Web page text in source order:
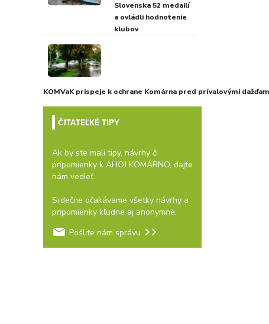
Slovenska 52 medailí
a ovládli hodnotenie
klubov
KOMVaK prispeje k ochrane Komárna pred prívalovými
ČITATEĽKÉ TIPY
Ak by ste mali tipy, návrhy či
pripomienky k AHOJ KOMÁRNO, dajte
nám vedieť.
Srdečne očakávame všetky návrhy a
pripomienky kľudne aj anonymne.
Pošlite nám správu